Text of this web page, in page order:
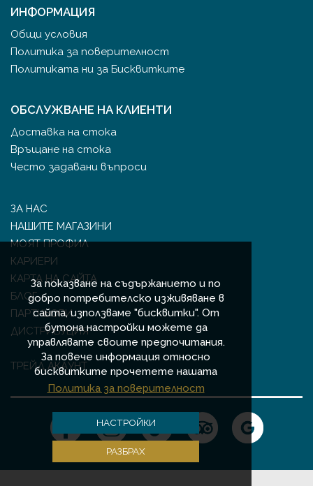
За показване на съдържанието и по
добро потребителско изживяване в
сайта, използваме "бисквитки". От
бутона настройки можете да
управлявате своите предпочитания.
За повече информация относно
бисквитките прочетете нашата
Политика за поверителност
НАСТРОЙКИ
РАЗБРАХ
ИНФОРМАЦИЯ
Общи условия
Политика за поверителност
Политиката ни за Бисквитките
ОБСЛУЖВАНЕ НА КЛИЕНТИ
Доставка на стока
Връщане на стока
Често задавани въпроси
ЗА НАС
НАШИТЕ МАГАЗИНИ
МОЯТ ПРОФИЛ
КАРИЕРИ
КАРТА НА САЙТА
БЛОГ
ПАРТНЬОРИ
ДИСТРИБУЦИЯ
ТРЕЙД АКАУНТ